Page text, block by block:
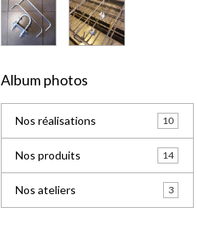
Album photos
Nos réalisations 10
Nos produits 14
Nos ateliers 3